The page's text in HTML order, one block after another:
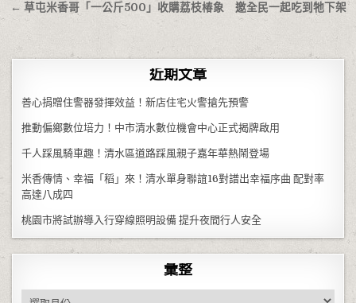
← 草屯米香哥「一公斤500」收購荔枝椿象 邀全民一起吃到牠下架
近期文章
善心捐贈住警器發揮效益！新店住宅火警搶先預警
推動偏鄉數位培力！中市清水數位機會中心正式揭牌啟用
千人踩風騎車趣！清水區道路踩風親子嘉年華熱鬧登場
米香傳情、幸福「稻」來！清水單身聯誼16對譜出幸福序曲 配對率
高達八成四
桃園市將試辦導入行穿線照明設備 提升夜間行人安全
彙整
彙整